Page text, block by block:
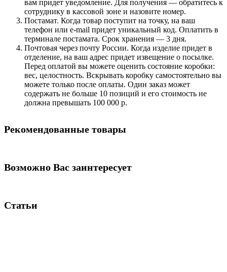
вам придет уведомление. Для получения — обратитесь к
сотруднику в кассовой зоне и назовите номер.
Постамат. Когда товар поступит на точку, на ваш
телефон или e-mail придет уникальный код. Оплатить в
терминале постамата. Срок хранения — 3 дня.
Почтовая через почту России. Когда изделие придет в
отделение, на ваш адрес придет извещение о посылке.
Перед оплатой вы можете оценить состояние коробки:
вес, целостность. Вскрывать коробку самостоятельно вы
можете только после оплаты. Один заказ может
содержать не больше 10 позиций и его стоимость не
должна превышать 100 000 р.
Рекомендованные товары
Возможно Вас заинтересует
Статьи